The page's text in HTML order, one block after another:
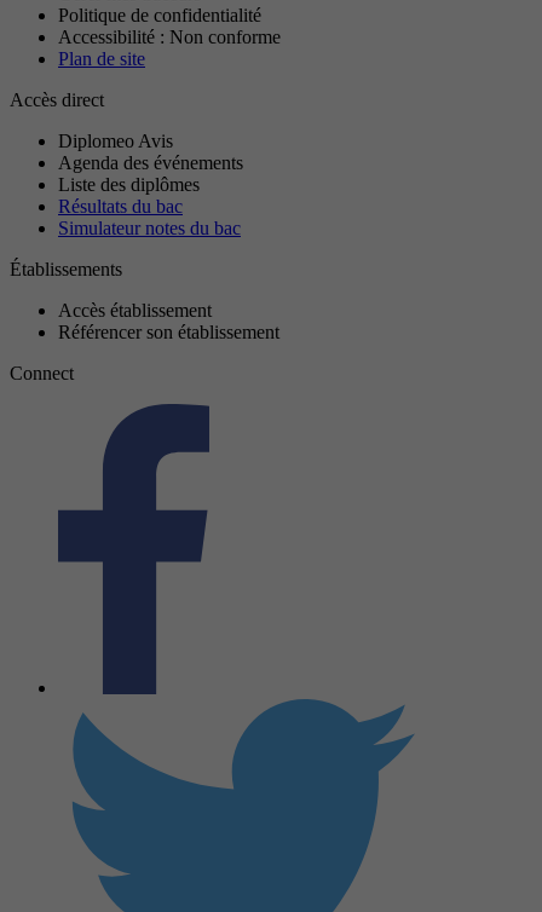
Politique de confidentialité
Accessibilité : Non conforme
Plan de site
Accès direct
Diplomeo Avis
Agenda des événements
Liste des diplômes
Résultats du bac
Simulateur notes du bac
Établissements
Accès établissement
Référencer son établissement
Connect